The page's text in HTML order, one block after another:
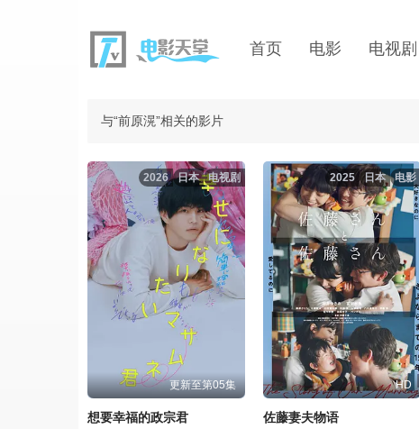
首页 电影 电视剧
与“前原滉”相关的影片
电视剧
日本
2026
更新至第05集
想要幸福的政宗君
电影
日本
2025
HD
佐藤妻夫物语